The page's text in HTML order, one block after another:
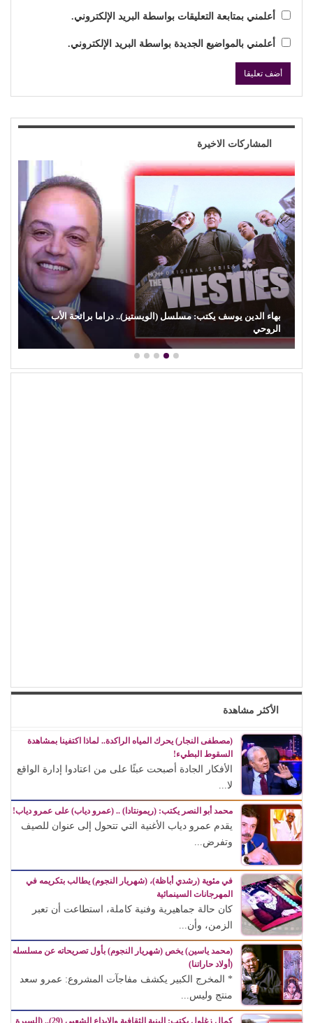
أعلمني بمتابعة التعليقات بواسطة البريد الإلكتروني.
أعلمني بالمواضيع الجديدة بواسطة البريد الإلكتروني.
المشاركات الاخيرة
بهاء الدين يوسف يكتب: مسلسل (الويستيز).. دراما برائحة الأب
الروحي
الأكثر مشاهدة
(مصطفى النجار) يحرك المياه الراكدة.. لماذا اكتفينا بمشاهدة
السقوط البطيء!
الأفكار الجادة أصبحت عبئًا على من اعتادوا إدارة الواقع
لا...
محمد أبو النصر يكتب: (ريمونتادا) .. (عمرو دياب) على عمرو دياب!
يقدم عمرو دياب الأغنية التي تتحول إلى عنوان للصيف
وتفرض...
في مئوية (رشدي أباظة)، (شهريار النجوم) يطالب بتكريمه في
المهرجانات السينمائية
كان حالة جماهيرية وفنية كاملة، استطاعت أن تعبر
الزمن، وأن...
(محمد ياسين) يخص (شهريار النجوم) بأول تصريحاته عن مسلسله
(أولاد حاراتنا)
* المخرج الكبير يكشف مفاجآت المشروع: عمرو سعد
منتج وليس...
كمال زغلول يكتب: البنية الثقافية والإبداع الشعبي (29).. (السيرة